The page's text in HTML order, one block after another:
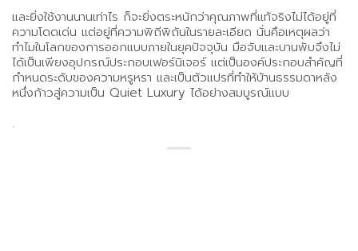
และยิ่งใช้งานนานเท่าไร ก็จะยิ่งตระหนักว่าคุณภาพที่แท้จริงไม่ได้อยู่ที่
ความโดดเด่น แต่อยู่ที่ความพิถีพิถันในรายละเอียด นั่นคือเหตุผลว่า
ทำไมในโลกของการออกแบบภายในยุคปัจจุบัน มือจับและบานพับจึงไม่
ได้เป็นเพียงอุปกรณ์ประกอบเฟอร์นิเจอร์ แต่เป็นองค์ประกอบสำคัญที่
กำหนดระดับของความหรูหรา และเป็นตัวแปรที่ทำให้บ้านธรรมดาหลัง
หนึ่งก้าวสู่ความเป็น Quiet Luxury ได้อย่างสมบูรณ์แบบ
.